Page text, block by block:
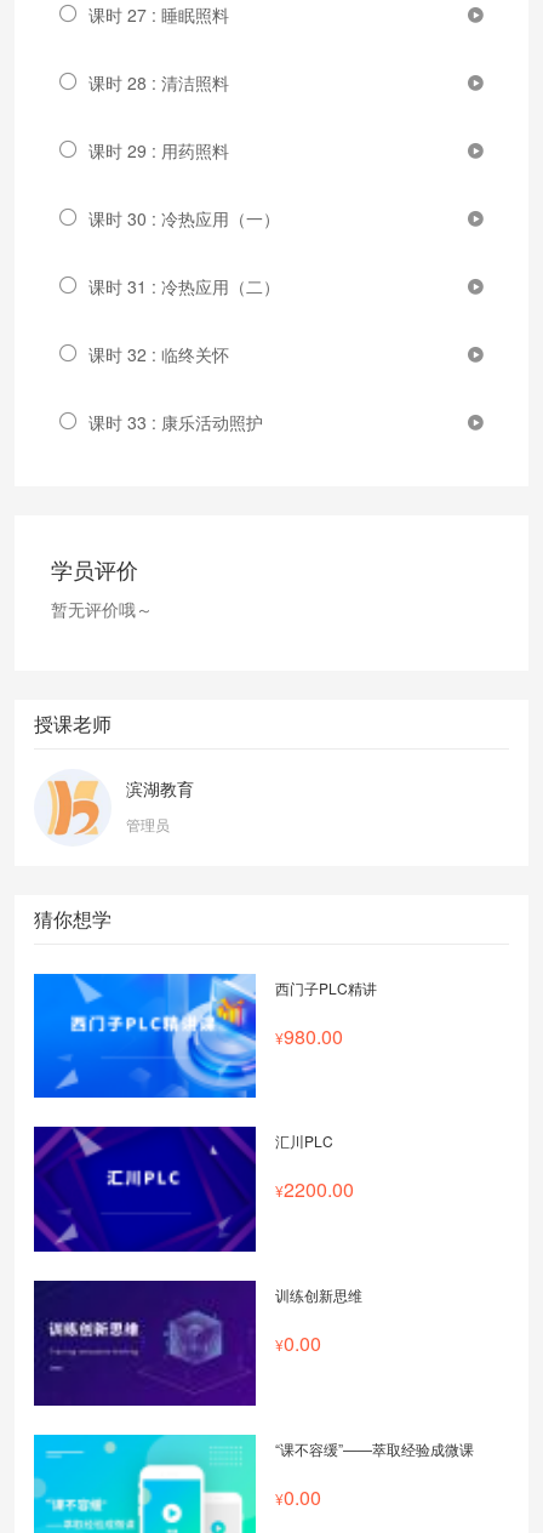
课时 27 : 睡眠照料
课时 28 : 清洁照料
课时 29 : 用药照料
课时 30 : 冷热应用（一）
课时 31 : 冷热应用（二）
课时 32 : 临终关怀
课时 33 : 康乐活动照护
学员评价
暂无评价哦～
授课老师
滨湖教育
管理员
猜你想学
西门子PLC精讲
980.00
汇川PLC
2200.00
训练创新思维
0.00
“课不容缓”——萃取经验成微课
0.00